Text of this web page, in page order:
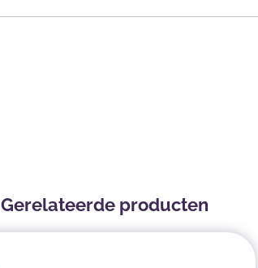
Gerelateerde producten